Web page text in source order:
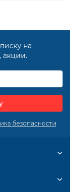
на
акции.
безопасности